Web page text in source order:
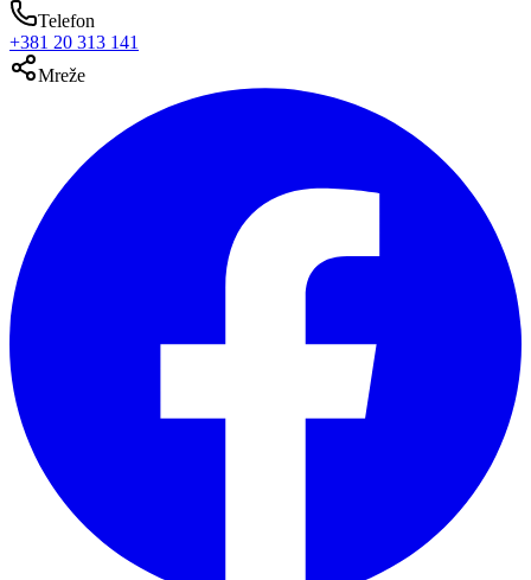
Telefon
+381 20 313 141
Mreže